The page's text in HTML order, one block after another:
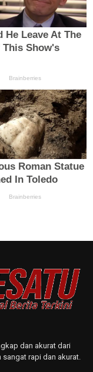
dan akurat dari
rapi dan akurat.